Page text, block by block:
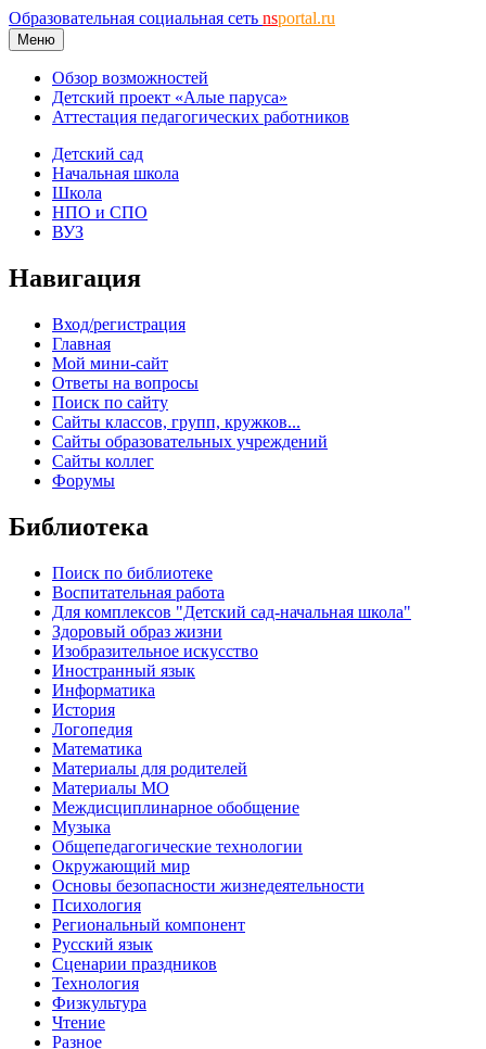
Образовательная социальная сеть nsportal.ru
Меню
Обзор возможностей
Детский проект «Алые паруса»
Аттестация педагогических работников
Детский сад
Начальная школа
Школа
НПО и СПО
ВУЗ
Навигация
Вход/регистрация
Главная
Мой мини-сайт
Ответы на вопросы
Поиск по сайту
Сайты классов, групп, кружков...
Сайты образовательных учреждений
Сайты коллег
Форумы
Библиотека
Поиск по библиотеке
Воспитательная работа
Для комплексов "Детский сад-начальная школа"
Здоровый образ жизни
Изобразительное искусство
Иностранный язык
Информатика
История
Логопедия
Математика
Материалы для родителей
Материалы МО
Междисциплинарное обобщение
Музыка
Общепедагогические технологии
Окружающий мир
Основы безопасности жизнедеятельности
Психология
Региональный компонент
Русский язык
Сценарии праздников
Технология
Физкультура
Чтение
Разное